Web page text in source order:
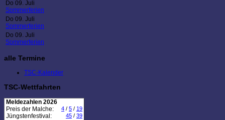
Do 09. Juli
Sommerferien
Do 09. Juli
Sommerferien
Do 09. Juli
Sommerferien
alle Termine
TSC-Kalender
TSC-Wettfahrten
Meldezahlen 2026
Preis der Malche:
4 / 5 / 19
Jüngstenfestival: 45 / 39